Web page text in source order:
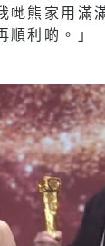
哋熊家用滿
順利啲。」